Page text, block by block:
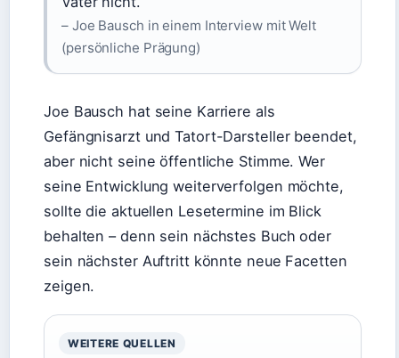
– Joe Bausch in einem Interview mit Welt
(persönliche Prägung)
Joe Bausch hat seine Karriere als
Gefängnisarzt und Tatort-Darsteller beendet,
aber nicht seine öffentliche Stimme. Wer
seine Entwicklung weiterverfolgen möchte,
sollte die aktuellen Lesetermine im Blick
behalten – denn sein nächstes Buch oder
sein nächster Auftritt könnte neue Facetten
zeigen.
WEITERE QUELLEN